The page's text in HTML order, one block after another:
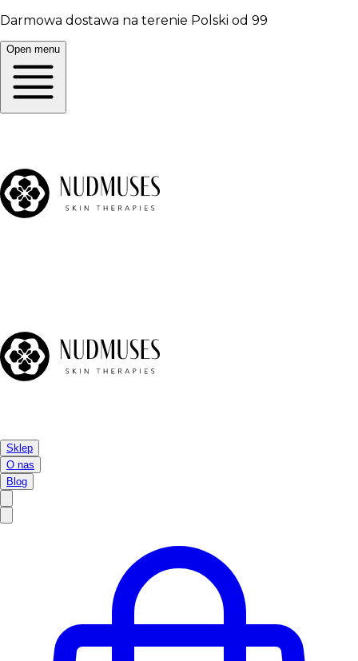
Darmowa dostawa na terenie Polski od 99
Open menu
Sklep
O nas
Blog